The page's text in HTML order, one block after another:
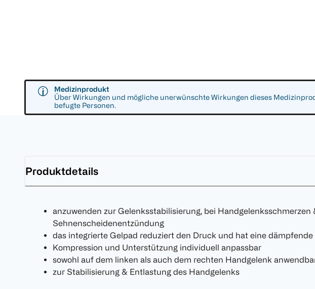
Medizinprodukt
Über Wirkungen und mögliche unerwünschte Wirkungen dieses
befugte Personen.
Produktdetails
anzuwenden zur Gelenksstabilisierung, bei Handgelenksschmerzen
Sehnenscheidenentzündung
das integrierte Gelpad reduziert den Druck und hat eine dämpfende
Kompression und Unterstützung individuell anpassbar
sowohl auf dem linken als auch dem rechten Handgelenk
zur Stabilisierung & Entlastung des Handgelenks